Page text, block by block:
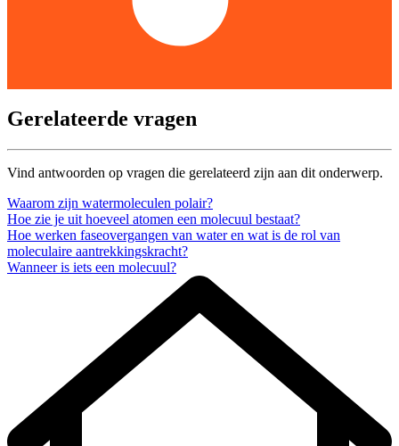
Gerelateerde vragen
Vind antwoorden op vragen die gerelateerd zijn aan dit onderwerp.
Waarom zijn watermoleculen polair?
Hoe zie je uit hoeveel atomen een molecuul bestaat?
Hoe werken faseovergangen van water en wat is de rol van
moleculaire aantrekkingskracht?
Wanneer is iets een molecuul?